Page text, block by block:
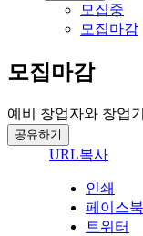
모집중
모집마감
모집마감
예비 창업자와 창업
공유하기
URL복사
인쇄
페이스북
트위터